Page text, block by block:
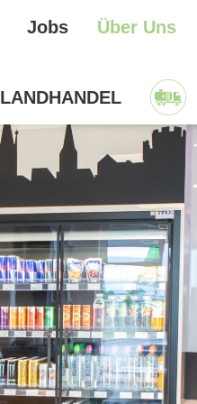
Jobs Über Uns
LANDHANDEL